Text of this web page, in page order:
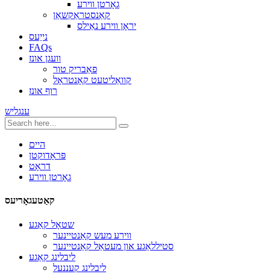
גאָרטן ווירע
קאַנסטראַקשאַן
יראָן ווירע נאַילס
נייַעס
FAQs
וועגן אונז
פאַבריק טור
קוואַליטעט קאָנטראָל
רוף אונז
ענגליש
היים
פּראָדוקטן
דראָט
גאָרטן ווירע
קאַטעגאָריעס
שטאָל קאַגע
ווירע מעש קאַנטיינער
סטיללאַגע און מעטאַל קאַנטיינער
ליבלינג קאַגע
ליבלינג קעננעל